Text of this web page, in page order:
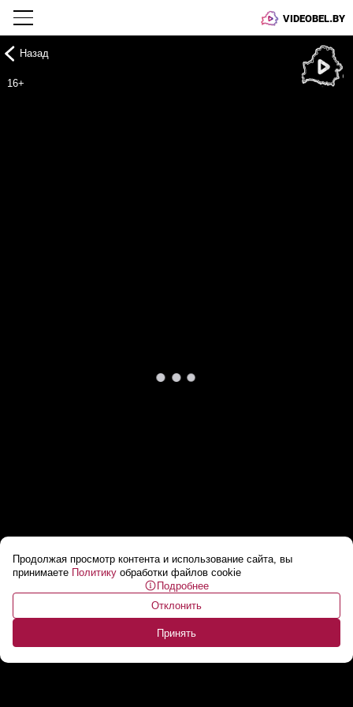
VIDEOBEL.BY
Продолжая просмотр контента и использование сайта, вы
принимаете Политику обработки файлов cookie
Подробнее
Отклонить
Принять
Назад
16+
Испания в огненном плену: крупнейшие
пожары в истории!...